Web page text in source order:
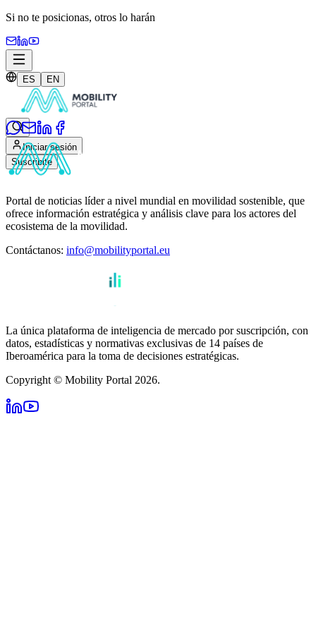
Si no te posicionas, otros lo harán
ES EN
Iniciar sesión
Suscribite
Portal de noticias líder a nivel mundial en movilidad sostenible, que
ofrece información estratégica y análisis clave para los actores del
ecosistema de la movilidad.
Contáctanos: info@mobilityportal.eu
La única plataforma de inteligencia de mercado por suscripción, con
datos, estadísticas y normativas exclusivas de 14 países de
Iberoamérica para la toma de decisiones estratégicas.
Copyright © Mobility Portal 2026.